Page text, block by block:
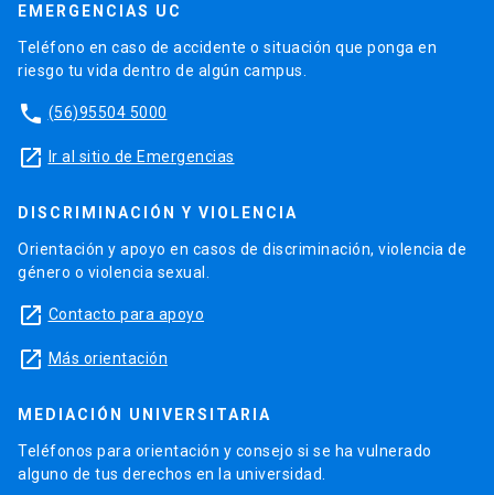
EMERGENCIAS UC
Teléfono en caso de accidente o situación que ponga en
riesgo tu vida dentro de algún campus.
phone (56)95504 5000
launch Ir al sitio de Emergencias
DISCRIMINACIÓN Y VIOLENCIA
Orientación y apoyo en casos de discriminación, violencia de
género o violencia sexual.
launch Contacto para apoyo
launch Más orientación
MEDIACIÓN UNIVERSITARIA
Teléfonos para orientación y consejo si se ha vulnerado
alguno de tus derechos en la universidad.